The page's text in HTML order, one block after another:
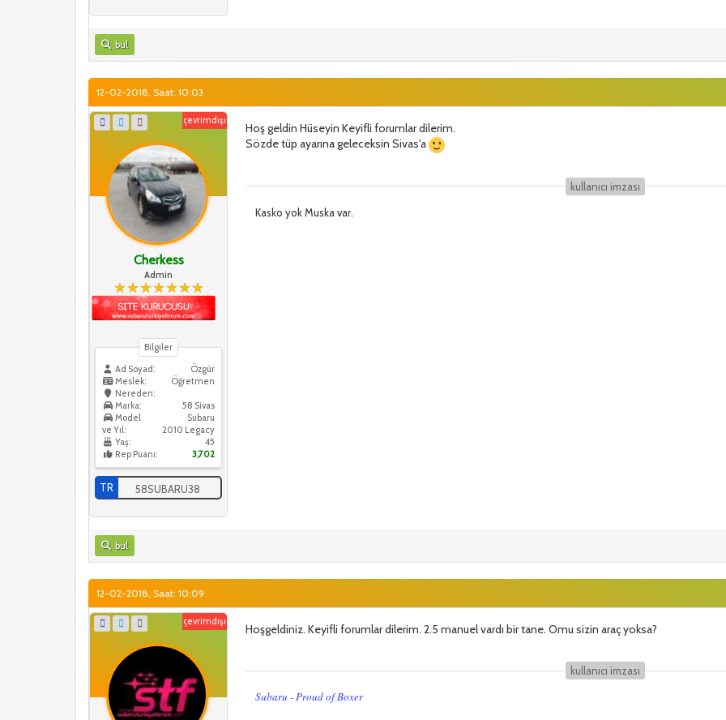
bul
12-02-2018, Saat: 10:03
çevrimdışı
Cherkess
Admin
Bilgiler
Ad Soyad:
Özgür
Meslek:
Öğretmen
Nereden:
58 Sivas
Marka:
Subaru
Model
ve Yıl:
2010 Legacy
Yaş:
45
Rep Puanı:
3,702
TR 58SUBARU38
Hoş geldin Hüseyin Keyifli forumlar dilerim.
Sözde tüp ayarına geleceksin Sivas'a
kullanıcı i̇mzası
Kasko yok Muska var.
bul
12-02-2018, Saat: 10:09
çevrimdışı
Hoşgeldiniz. Keyifli forumlar dilerim. 2.5 manuel vardı bir tane. Omu sizin araç yoksa?
kullanıcı i̇mzası
Subaru - Proud of Boxer